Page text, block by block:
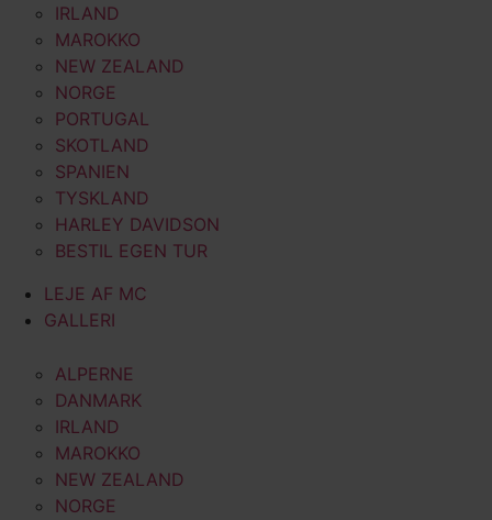
IRLAND
MAROKKO
NEW ZEALAND
NORGE
PORTUGAL
SKOTLAND
SPANIEN
TYSKLAND
HARLEY DAVIDSON
BESTIL EGEN TUR
LEJE AF MC
GALLERI
ALPERNE
DANMARK
IRLAND
MAROKKO
NEW ZEALAND
NORGE